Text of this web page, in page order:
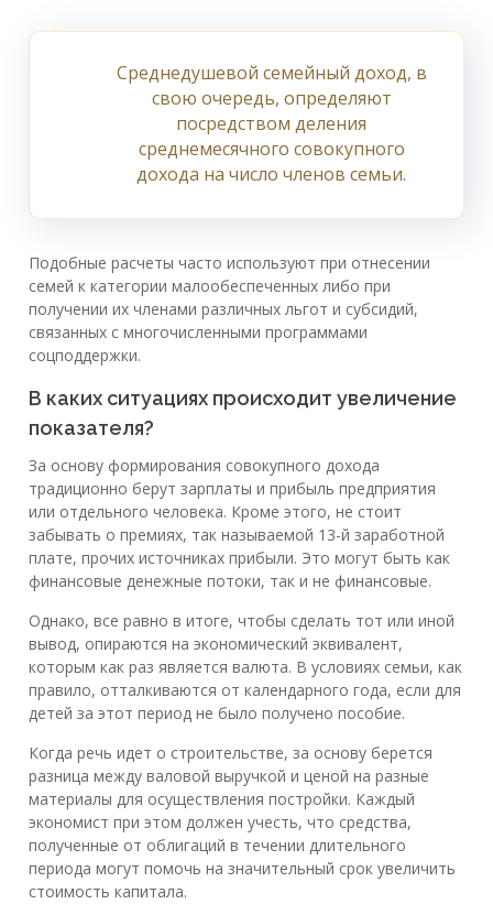
Среднедушевой семейный доход, в
свою очередь, определяют
посредством деления
среднемесячного совокупного
дохода на число членов семьи.
Подобные расчеты часто используют при отнесении
семей к категории малообеспеченных либо при
получении их членами различных льгот и субсидий,
связанных с многочисленными программами
соцподдержки.
В каких ситуациях происходит увеличение
показателя?
За основу формирования совокупного дохода
традиционно берут зарплаты и прибыль предприятия
или отдельного человека. Кроме этого, не стоит
забывать о премиях, так называемой 13-й заработной
плате, прочих источниках прибыли. Это могут быть как
финансовые денежные потоки, так и не финансовые.
Однако, все равно в итоге, чтобы сделать тот или иной
вывод, опираются на экономический эквивалент,
которым как раз является валюта. В условиях семьи, как
правило, отталкиваются от календарного года, если для
детей за этот период не было получено пособие.
Когда речь идет о строительстве, за основу берется
разница между валовой выручкой и ценой на разные
материалы для осуществления постройки. Каждый
экономист при этом должен учесть, что средства,
полученные от облигаций в течении длительного
периода могут помочь на значительный срок увеличить
стоимость капитала.